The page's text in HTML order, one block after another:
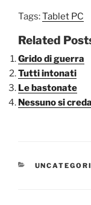
Tags:Tablet PC
Related
Grido di guerra
Tutti intonati
Le bastonate
Nessuno si
CATEGORIE